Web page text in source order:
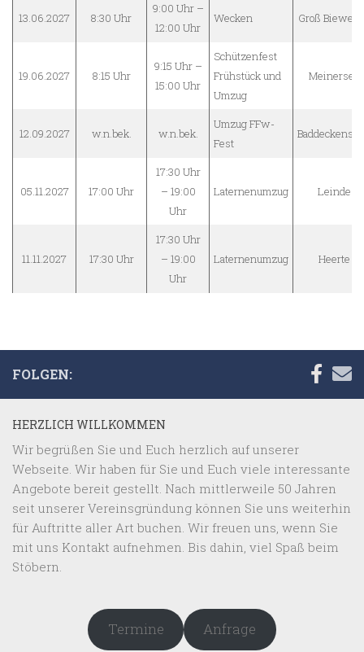
13.06.2027 8:30 Uhr
9:00 Uhr –
12:00 Uhr
Wecken Groß
19.06.2027 8:15 Uhr
9:15 Uhr –
15:00 Uhr
Schützenfest
Frühstück und
Umzug
Meinersen
12.09.2027 w.n.bek. w.n.bek.
Umzug FFw-
Fest
05.11.2027 17:00 Uhr
17:30 Uhr
– 19:00
Uhr
Laternenumzug Leinde
11.11.2027 17:30 Uhr
17:30 Uhr
– 19:00
Uhr
Laternenumzug Heerte
FOLGEN:
HERZLICH WILLKOMMEN
Wir begrüßen Sie und Euch herzlich auf unserer
Webseite. Wir haben für Sie und Euch viele interessante
Angebote bereit gestellt. Nach mittlerweile 50 Jahren
seit unserer Vereinsgründung können Sie uns weiterhin
für Auftritte aller Art buchen. Wir freuen uns, wenn Sie
mit uns Kontakt aufnehmen. Bis dahin, viel Spaß beim
Stöbern.
Termine Anfrage